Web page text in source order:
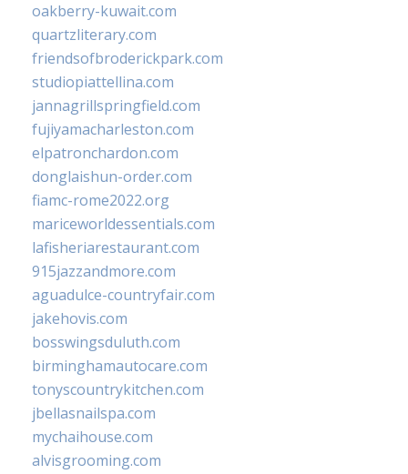
oakberry-kuwait.com
quartzliterary.com
friendsofbroderickpark.com
studiopiattellina.com
jannagrillspringfield.com
fujiyamacharleston.com
elpatronchardon.com
donglaishun-order.com
fiamc-rome2022.org
mariceworldessentials.com
lafisheriarestaurant.com
915jazzandmore.com
aguadulce-countryfair.com
jakehovis.com
bosswingsduluth.com
birminghamautocare.com
tonyscountrykitchen.com
jbellasnailspa.com
mychaihouse.com
alvisgrooming.com